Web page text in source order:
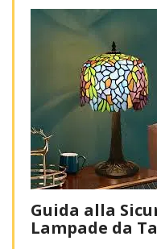
Guida alla
Lampade da